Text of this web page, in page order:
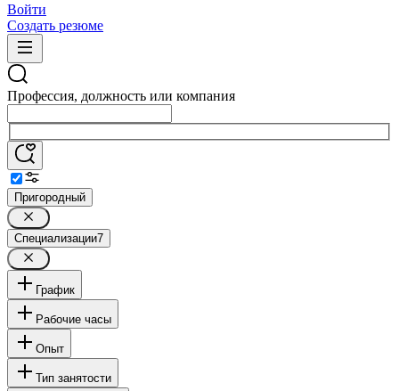
Войти
Создать резюме
Профессия, должность или компания
Пригородный
Специализации7
График
Рабочие часы
Опыт
Тип занятости